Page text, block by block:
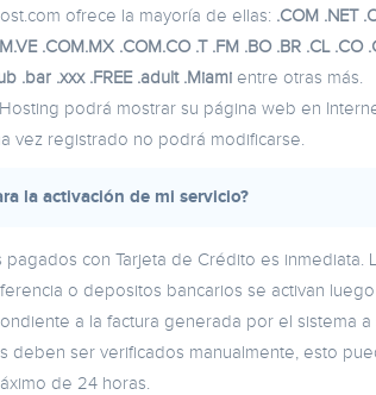
ofrece la mayoría de ellas: .COM .NET
.COM.MX .COM.CO .T .FM .BO .BR .CL .CO
.bar .xxx .FREE .adult .Miami entre otras más.
podrá mostrar su página web en
vez registrado no podrá modificarse.
la activación de mi servicio?
pagados con Tarjeta de Crédito es inmediata.
o depositos bancarios se activan
a la factura generada por el sistema a
deben ser verificados manualmente, esto
de 24 horas.